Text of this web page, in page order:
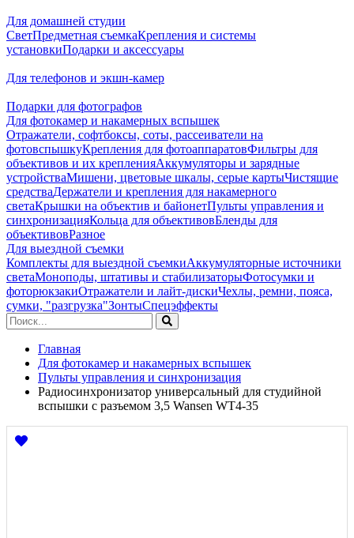
Для домашней студии
СветПредметная съемкаКрепления и системы
установкиПодарки и аксессуары
Для телефонов и экшн-камер
Подарки для фотографов
Для фотокамер и накамерных вспышек
Отражатели, софтбоксы, соты, рассеиватели на
фотовспышкуКрепления для фотоаппаратовФильтры для
объективов и их крепленияАккумуляторы и зарядные
устройстваМишени, цветовые шкалы, серые картыЧистящие
средстваДержатели и крепления для накамерного
светаКрышки на объектив и байонетПульты управления и
синхронизацияКольца для объективовБленды для
объективовРазное
Для выездной съемки
Комплекты для выездной съемкиАккумуляторные источники
светаМоноподы, штативы и стабилизаторыФотосумки и
фоторюкзакиОтражатели и лайт-дискиЧехлы, ремни, пояса,
сумки, "разгрузка"ЗонтыСпецэффекты
Главная
Для фотокамер и накамерных вспышек
Пульты управления и синхронизация
Радиосинхронизатор универсальный для студийной
вспышки с разъемом 3,5 Wansen WT4-35